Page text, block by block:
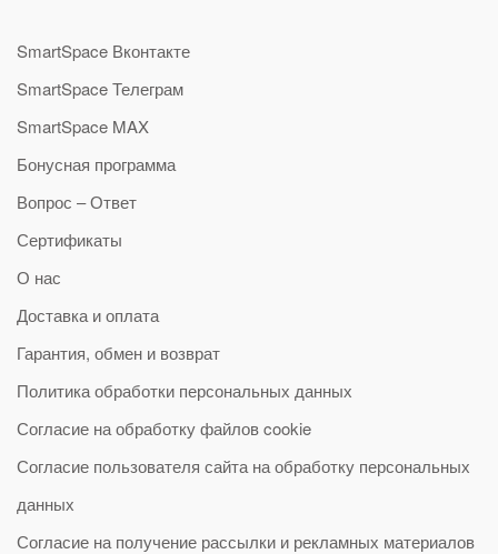
SmartSpace Вконтакте
SmartSpace Телеграм
SmartSpace MAX
Бонусная программа
Вопрос – Ответ
Сертификаты
О нас
Доставка и оплата
Гарантия, обмен и возврат
Политика обработки персональных данных
Согласие на обработку файлов cookie
Согласие пользователя сайта на обработку персональных
данных
Согласие на получение рассылки и рекламных материалов